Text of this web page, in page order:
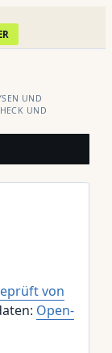
UND
UND
von
Open-